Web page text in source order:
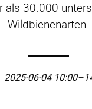
als 30.000
Wildbienenarten.
2025-06-04